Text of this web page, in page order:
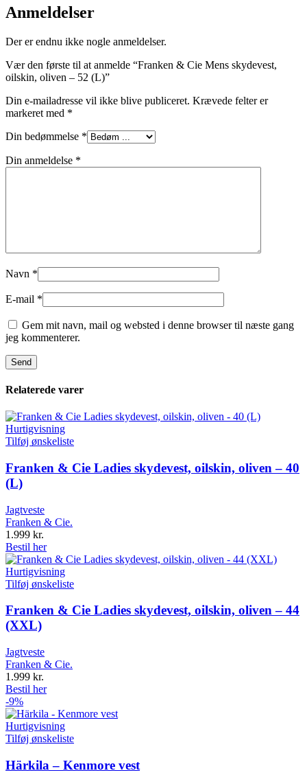
Anmeldelser
Der er endnu ikke nogle anmeldelser.
Vær den første til at anmelde “Franken & Cie Mens skydevest,
oilskin, oliven – 52 (L)”
Din e-mailadresse vil ikke blive publiceret. Krævede felter er
markeret med *
Din bedømmelse *
Din anmeldelse *
Navn *
E-mail *
Gem mit navn, mail og websted i denne browser til næste gang
jeg kommenterer.
Relaterede varer
Hurtigvisning
Tilføj ønskeliste
Franken & Cie Ladies skydevest, oilskin, oliven – 40
(L)
Jagtveste
Franken & Cie.
1.999 kr.
Bestil her
Hurtigvisning
Tilføj ønskeliste
Franken & Cie Ladies skydevest, oilskin, oliven – 44
(XXL)
Jagtveste
Franken & Cie.
1.999 kr.
Bestil her
-9%
Hurtigvisning
Tilføj ønskeliste
Härkila – Kenmore vest